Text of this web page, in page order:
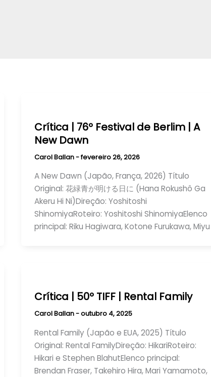
Crítica | 76º Festival de Berlim | A
New Dawn
Carol Ballan-fevereiro 26, 2026
A New Dawn (Japão, França, 2026) Título
Original: 花緑青が明ける日に (Hana Rokushô Ga
Akeru Hi Ni)Direção: Yoshitoshi
ShinomiyaRoteiro: Yoshitoshi ShinomiyaElenco
principal: Riku Hagiwara, Kotone Furukawa, Miyu
Crítica | 50º TIFF | Rental Family
Carol Ballan-outubro 4, 2025
Rental Family (Japão e EUA, 2025) Título
Original: Rental FamilyDireção: HikariRoteiro:
Hikari e Stephen BlahutElenco principal:
Brendan Fraser, Takehiro Hira, Mari Yamamoto,